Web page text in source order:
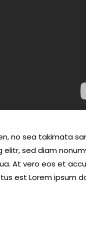
no sea takimata
elitr, sed diam
At vero eos et
est Lorem ipsum